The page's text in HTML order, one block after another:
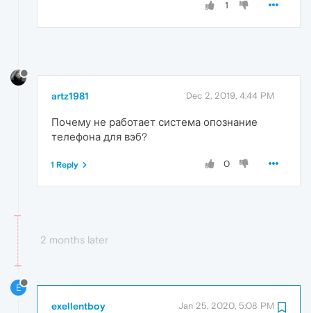
1
artz1981 Dec 2, 2019, 4:44 PM
Почему не работает система опознание
телефона для вэб?
0
1 Reply
2 months later
E
exellentboy Jan 25, 2020, 5:08 PM